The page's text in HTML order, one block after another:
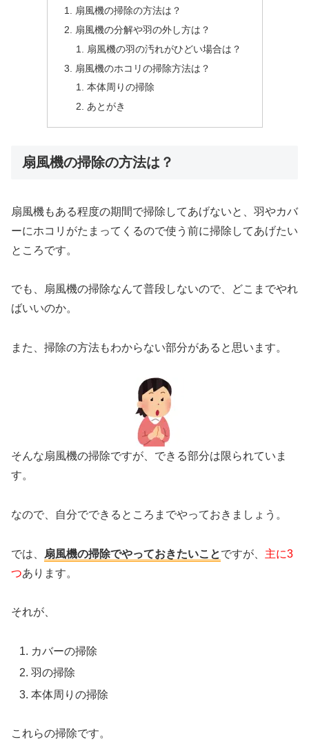
扇風機の掃除の方法は？
扇風機の分解や羽の外し方は？
扇風機の羽の汚れがひどい場合は？
扇風機のホコリの掃除方法は？
本体周りの掃除
あとがき
扇風機の掃除の方法は？
扇風機もある程度の期間で掃除してあげないと、羽やカバ
ーにホコリがたまってくるので使う前に掃除してあげたい
ところです。
でも、扇風機の掃除なんて普段しないので、どこまでやれ
ばいいのか。
また、掃除の方法もわからない部分があると思います。
そんな扇風機の掃除ですが、できる部分は限られていま
す。
なので、自分でできるところまでやっておきましょう。
では、 扇風機の掃除でやっておきたいことですが、 主に3
つあります。
それが、
カバーの掃除
羽の掃除
本体周りの掃除
これらの掃除です。